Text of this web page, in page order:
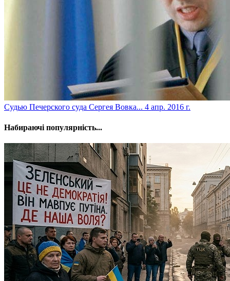
Судью Печерского суда Сергея Вовка... 4 апр. 2016 г.
Набираючі популярність...